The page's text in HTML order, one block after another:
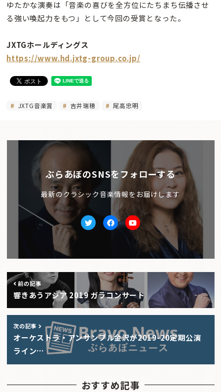
ゆたかな演奏は「音楽の喜びを全方位にたちまち伝播させ
る強い喚起力をもつ」として今回の受賞となった。
JXTGホールディングス
https://www.hd.jxtg-group.co.jp/
JXTG音楽賞 吉井瑞穂 尾高忠明
ぶらあぼのSNSをフォローする
最新のクラシック音楽情報をお届けします
TwitterfacebookYoutube
前の記事
響きあうアジア 2019 ガラコンサート
次の記事
オーケストラ・アンサンブル金沢が2019-20定期公演
ライン…
おすすめ記事